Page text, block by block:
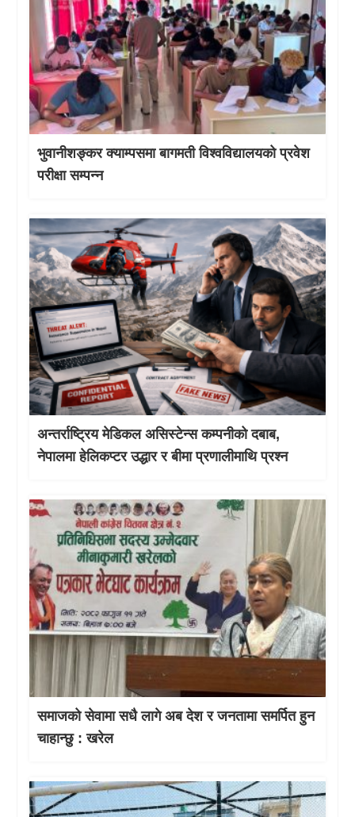
भुवानीशङ्कर क्याम्पसमा बागमती विश्वविद्यालयको प्रवेश
परीक्षा सम्पन्न
अन्तर्राष्ट्रिय मेडिकल असिस्टेन्स कम्पनीको दबाब,
नेपालमा हेलिकप्टर उद्धार र बीमा प्रणालीमाथि प्रश्न
समाजको सेवामा सधै लागे अब देश र जनतामा समर्पित हुन
चाहान्छु : खरेल